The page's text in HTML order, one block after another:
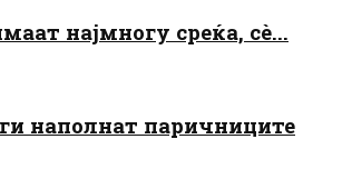
најмногу среќа, сè...
наполнат паричниците